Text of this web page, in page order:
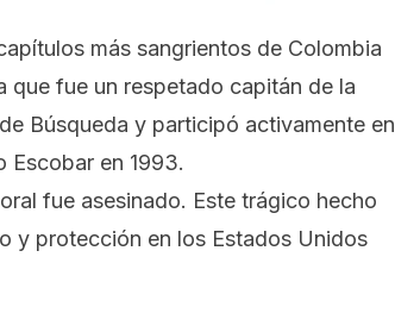
más sangrientos de Colombia
que fue un respetado capitán de la
Búsqueda y participó activamente en
en 1993.
fue asesinado. Este trágico hecho
y protección en los Estados Unidos